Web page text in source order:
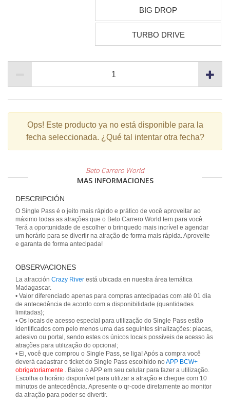
BIG DROP
TURBO DRIVE
Ops! Este producto ya no está disponible para la
fecha seleccionada. ¿Qué tal intentar otra fecha?
Beto Carrero World
MAS INFORMACIONES
DESCRIPCIÓN
O Single Pass é o jeito mais rápido e prático de você aproveitar ao
máximo todas as atrações que o Beto Carrero World tem para você.
Terá a oportunidade de escolher o brinquedo mais incrível e agendar
um horário para se divertir na atração de forma mais rápida. Aproveite
e garanta de forma antecipada!
OBSERVACIONES
La atracción Crazy River está ubicada en nuestra área temática
Madagascar.
• Valor diferenciado apenas para compras antecipadas com até 01 dia
de antecedência de acordo com a disponibilidade (quantidades
limitadas);
• Os locais de acesso especial para utilização do Single Pass estão
identificados com pelo menos uma das seguintes sinalizações: placas,
adesivo ou portal, sendo estes os únicos locais possíveis de acesso às
atrações para utilização do opcional;
• Ei, você que comprou o Single Pass, se liga! Após a compra você
deverá cadastrar o ticket do Single Pass escolhido no APP BCW+
obrigatoriamente . Baixe o APP em seu celular para fazer a utilização.
Escolha o horário disponível para utilizar a atração e chegue com 10
minutos de antecedência. Apresente o qr-code diretamente ao monitor
da atração para poder se divertir.